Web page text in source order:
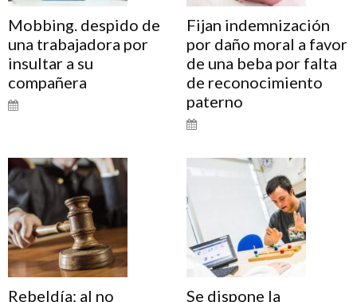
Mobbing. despido de
una trabajadora por
insultar a su
compañera
Fijan indemnización
por daño moral a favor
de una beba por falta
de reconocimiento
paterno
Rebeldía: al no
Se dispone la